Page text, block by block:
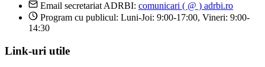
Email secretariat ADRBI: comunicari ( @ ) adrbi.ro
Program cu publicul: Luni-Joi: 9:00-17:00, Vineri: 9:00-
14:30
Link-uri utile